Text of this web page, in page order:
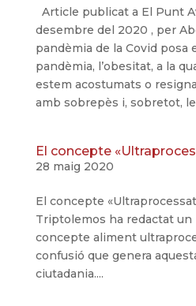
Article publicat a El Punt
desembre del 2020 , per
pandèmia de la Covid posa
pandèmia, l’obesitat, a la
estem acostumats o
amb sobrepès i, sobretot,
El concepte
28 maig 2020
El concepte
Triptolemos ha redactat un
concepte aliment
confusió que genera
ciutadania....